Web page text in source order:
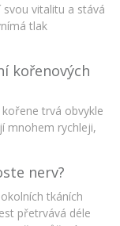
vitalitu a stává
tlak
kořenových
trvá obvykle
mnohem rychleji,
nerv?
tkáních
přetrvává déle